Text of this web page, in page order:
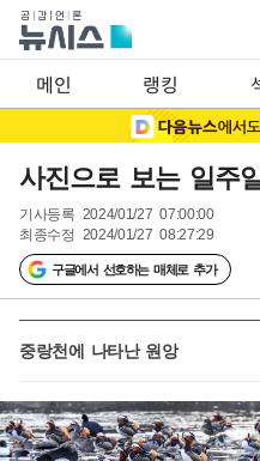
메인 랭킹
사진으로 보는 일주
기사등록 2024/01/27 07:00:00
최종수정 2024/01/27 08:27:29
구글에서 선호하는 매체로 추가
중랑천에 나타난 원앙